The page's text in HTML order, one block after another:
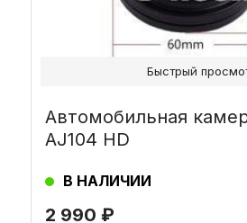
2 990 ₽
Автомобильная
AJ104 HD
В НАЛИЧИИ
Быстрый